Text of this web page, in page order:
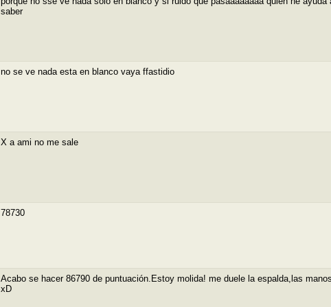
saber
no se ve nada esta en blanco vaya ffastidio
X a ami no me sale
78730
Acabo se hacer 86790 de puntuación.Estoy molida! me duele la espalda,las
xD